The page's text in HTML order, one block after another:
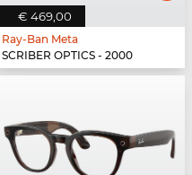
€ 469,00
Ray-Ban Meta
SCRIBER OPTICS - 2000